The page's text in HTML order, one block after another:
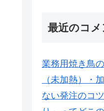
最近のコメ
業務用焼き鳥
（未加熱）・
ない発注のコツ